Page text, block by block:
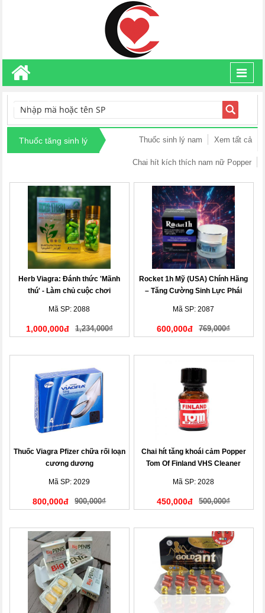
TÌM KIẾM
Thuốc tăng sinh lý Xem tất cả
Thuốc sinh lý nam
Chai hít kích thích nam nữ Popper
Herb Viagra: Đánh thức 'Mãnh
thú' - Làm chủ cuộc chơi
Mã SP: 2088
1,000,000đ 1,234,000₫
Rocket 1h Mỹ (USA) Chính Hãng
– Tăng Cường Sinh Lực Phái
Mã SP: 2087
600,000đ 769,000₫
Thuốc Viagra Pfizer chữa rối loạn
cương dương
Mã SP: 2029
800,000đ 900,000₫
Chai hít tăng khoái cảm Popper
Tom Of Finland VHS Cleaner
Mã SP: 2028
450,000đ 500,000₫